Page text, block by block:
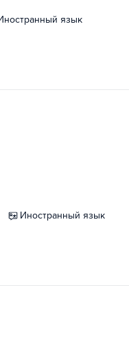
иностранный язык
иностранный язык